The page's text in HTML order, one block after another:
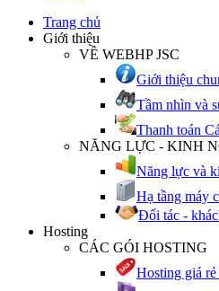
Trang chủ
Giới thiệu
VỀ WEBHP JSC
Giới thiệu
Tầm nhìn và
Thanh toán
NĂNG LỰC - KINH
Năng lực và
Hạ tầng máy
Đối tác -
Hosting
CÁC GÓI HOSTING
Hosting giá rẻ